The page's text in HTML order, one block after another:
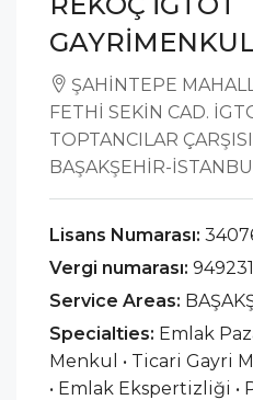
ŞAHİNTEPE
FETHİ SEKİN CAD.
TOPTANCILAR
BAŞAKŞEHİR-
Lisans Numarası:
Vergi numarası:
Service Areas:
Specialties: Emlak
Menkul • Ticari Gayri
• Emlak Ekspertizliği •